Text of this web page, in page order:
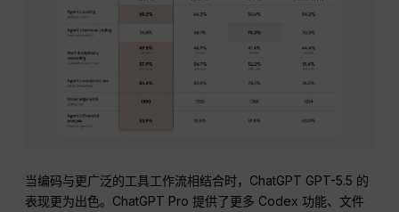
当编码与更广泛的工具工作流相结合时，ChatGPT GPT-5.5 的
表现更为出色。ChatGPT Pro 提供了更多 Codex 功能、文件